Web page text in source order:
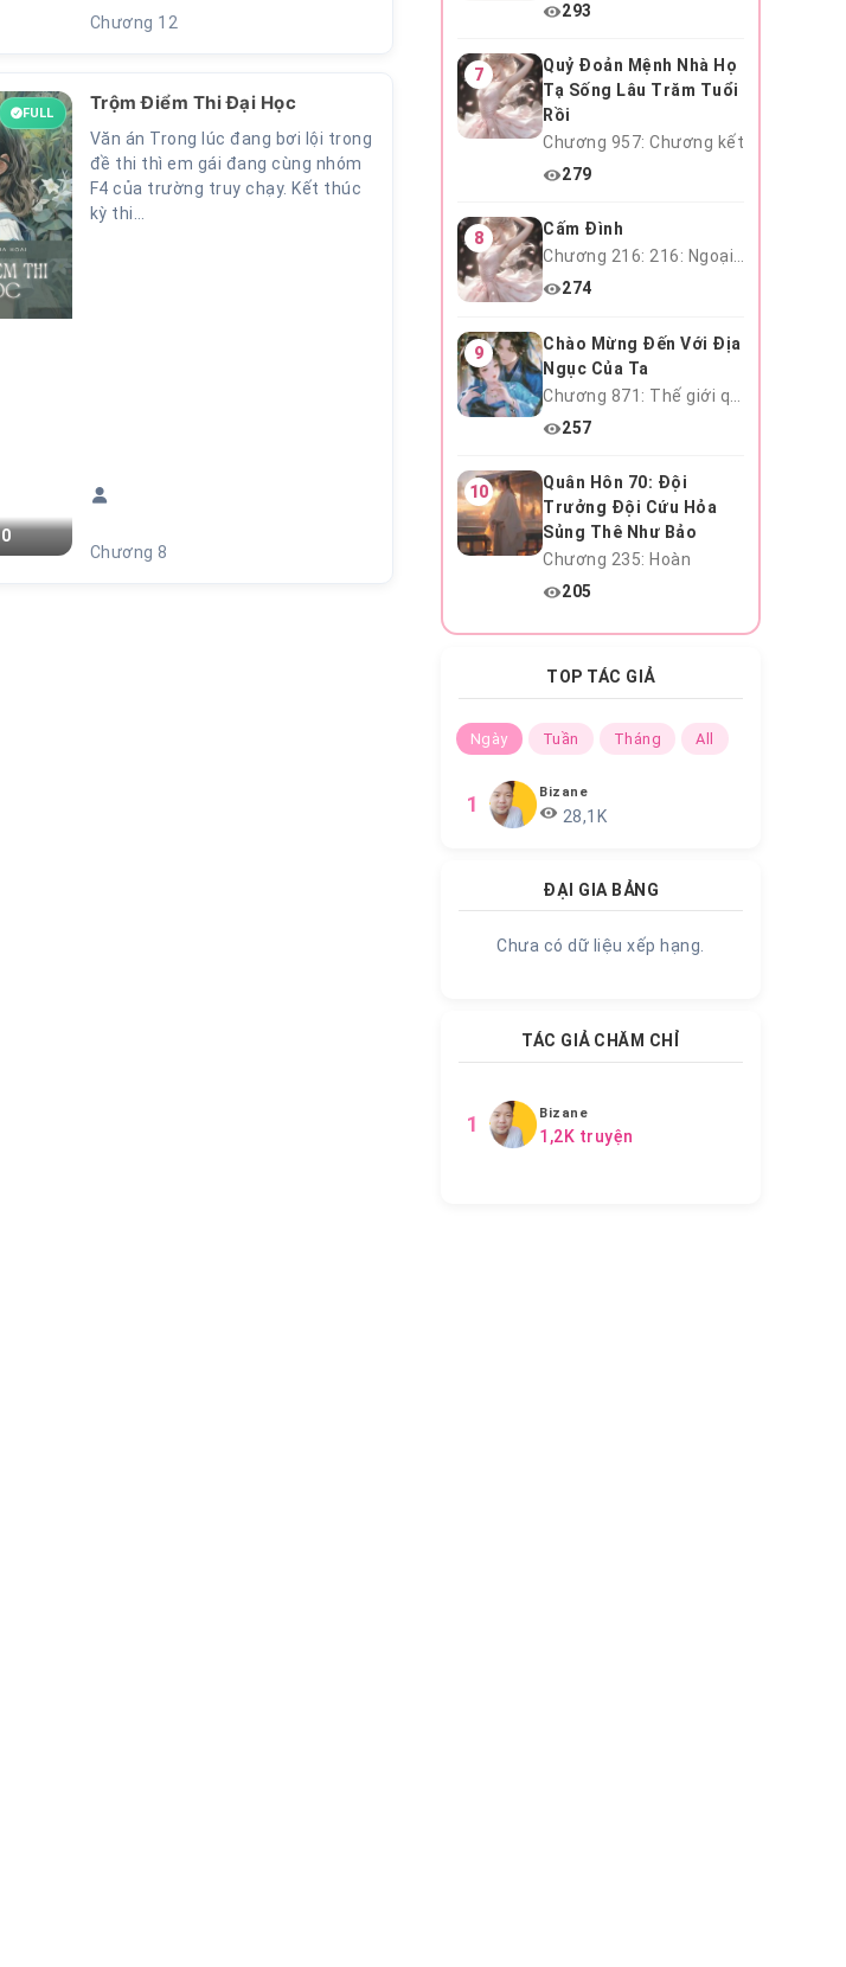
Chương 12
FULL
0
Trộm Điểm Thi Đại Học
Văn án Trong lúc đang bơi lội trong
đề thi thì em gái đang cùng nhóm
F4 của trường truy chạy. Kết thúc
kỳ thi…
Chương 8
293
7
Quỷ Đoản Mệnh Nhà Họ
Tạ Sống Lâu Trăm Tuổi
Rồi
Chương 957: Chương kết
279
8
Cấm Đình
Chương 216: 216: Ngoại Truyện 2 Niệm Thanh Mai Hết
274
9
Chào Mừng Đến Với Địa
Ngục Của Ta
Chương 871: Thế giới quái vật · Tài xế điên rồi
257
10
Quân Hôn 70: Đội
Trưởng Đội Cứu Hỏa
Sủng Thê Như Bảo
Chương 235: Hoàn
205
TOP TÁC GIẢ
Ngày Tuần Tháng All
1 Bizane
28,1K
ĐẠI GIA BẢNG
Chưa có dữ liệu xếp hạng.
TÁC GIẢ CHĂM CHỈ
1 Bizane
1,2K truyện